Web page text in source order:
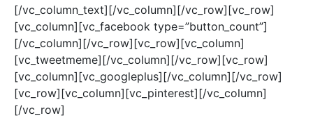
[/vc_column_text][/vc_column][/vc_row][vc_row]
[vc_column][vc_facebook type=”button_count”]
[/vc_column][/vc_row][vc_row][vc_column]
[vc_tweetmeme][/vc_column][/vc_row][vc_row]
[vc_column][vc_googleplus][/vc_column][/vc_row]
[vc_row][vc_column][vc_pinterest][/vc_column]
[/vc_row]